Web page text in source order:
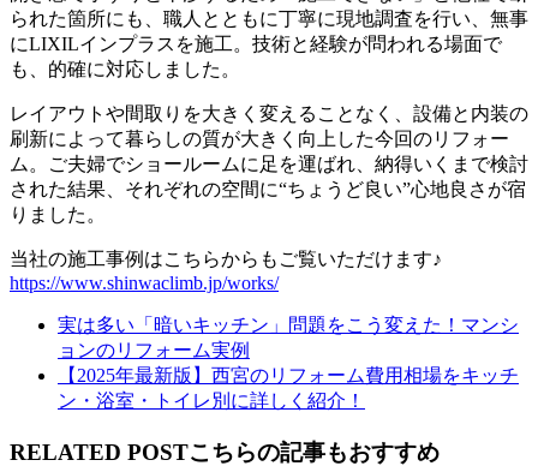
られた箇所にも、職人とともに丁寧に現地調査を行い、無事
にLIXILインプラスを施工。技術と経験が問われる場面で
も、的確に対応しました。
レイアウトや間取りを大きく変えることなく、設備と内装の
刷新によって暮らしの質が大きく向上した今回のリフォー
ム。ご夫婦でショールームに足を運ばれ、納得いくまで検討
された結果、それぞれの空間に“ちょうど良い”心地良さが宿
りました。
当社の施工事例はこちらからもご覧いただけます♪
https://www.shinwaclimb.jp/works/
実は多い「暗いキッチン」問題をこう変えた！マンシ
ョンのリフォーム実例
【2025年最新版】西宮のリフォーム費用相場をキッチ
ン・浴室・トイレ別に詳しく紹介！
RELATED POSTこちらの記事もおすすめ